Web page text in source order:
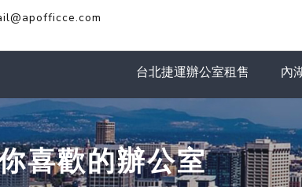
台北捷運辦公室租售 內
喜歡的辦公室